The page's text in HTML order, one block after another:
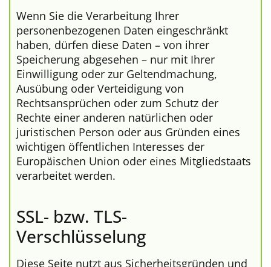
Wenn Sie die Verarbeitung Ihrer
personenbezogenen Daten eingeschränkt
haben, dürfen diese Daten – von ihrer
Speicherung abgesehen – nur mit Ihrer
Einwilligung oder zur Geltendmachung,
Ausübung oder Verteidigung von
Rechtsansprüchen oder zum Schutz der
Rechte einer anderen natürlichen oder
juristischen Person oder aus Gründen eines
wichtigen öffentlichen Interesses der
Europäischen Union oder eines Mitgliedstaats
verarbeitet werden.
SSL- bzw. TLS-
Verschlüsselung
Diese Seite nutzt aus Sicherheitsgründen und